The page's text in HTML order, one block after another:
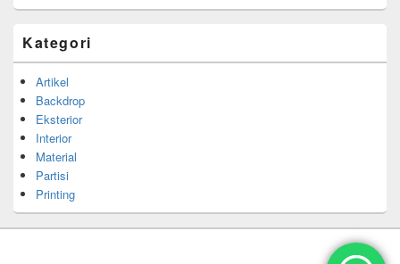
Kategori
Artikel
Backdrop
Eksterior
Interior
Material
Partisi
Printing